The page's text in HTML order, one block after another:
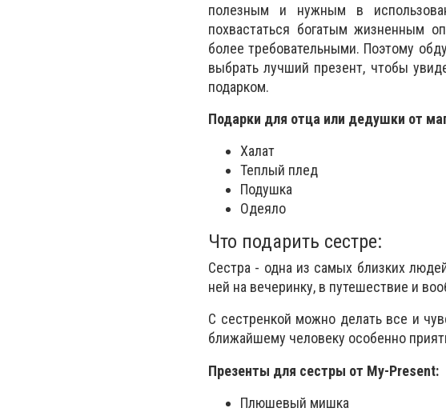
полезным и нужным в
похвастаться богатым жизненным
более требовательными. Поэтому
выбрать лучший презент, чтобы
подарком.
Подарки для отца или дедушки от
Халат
Теплый плед
Подушка
Одеяло
Что подарить сестре:
Сестра - одна из самых близких
ней на вечеринку, в путешествие и
С сестренкой можно делать все и
ближайшему человеку особенно
Презенты для сестры от My-Present:
Плюшевый мишка